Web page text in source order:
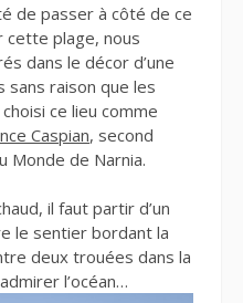
de passer à côté de ce
cette plage, nous
dans le décor d’une
sans raison que les
ce lieu comme
Caspian, second
Monde de Narnia.
il faut partir d’un
le sentier bordant la
deux trouées dans la
l’océan…